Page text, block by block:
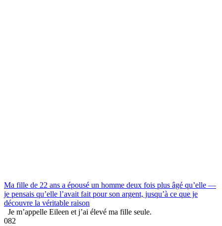
Ma fille de 22 ans a épousé un homme deux fois plus âgé qu’elle —
je pensais qu’elle l’avait fait pour son argent, jusqu’à ce que je
découvre la véritable raison
Je m’appelle Eileen et j’ai élevé ma fille seule.
082